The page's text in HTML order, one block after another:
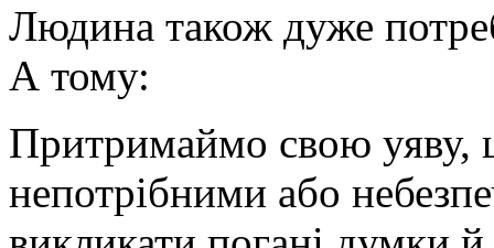
Людина також дуже
А тому:
Притримаймо свою уяву,
непотрібними або